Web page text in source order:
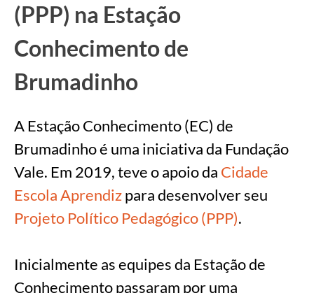
(PPP) na Estação
Conhecimento de
Brumadinho
A Estação Conhecimento (EC) de
Brumadinho é uma iniciativa da Fundação
Vale. Em 2019, teve o apoio da Cidade
Escola Aprendizpara desenvolver seu
Projeto Político Pedagógico (PPP).
Inicialmente as equipes da Estação de
Conhecimento passaram por uma